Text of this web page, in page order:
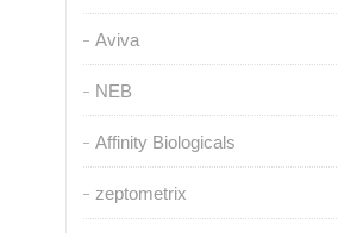
Aviva
NEB
Affinity Biologicals
zeptometrix